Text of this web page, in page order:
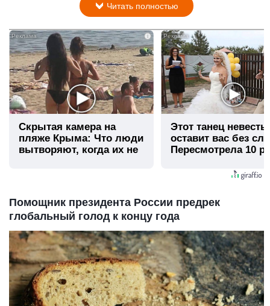
Читать полностью
i
Скрытая камера на
пляже Крыма: Что люди
вытворяют, когда их не
Этот танец невесты
оставит вас без
Пересмотрела 10
Помощник президента России предрек
глобальный голод к концу года